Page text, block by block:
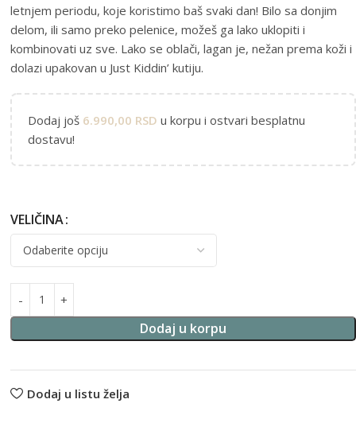
letnjem periodu, koje koristimo baš svaki dan! Bilo sa donjim
delom, ili samo preko pelenice, možeš ga lako uklopiti i
kombinovati uz sve. Lako se oblači, lagan je, nežan prema koži i
dolazi upakovan u Just Kiddin’ kutiju.
Dodaj još 6.990,00 RSD u korpu i ostvari besplatnu
dostavu!
VELIČINA
Dodaj u korpu
Alternative:
Dodaj u listu želja